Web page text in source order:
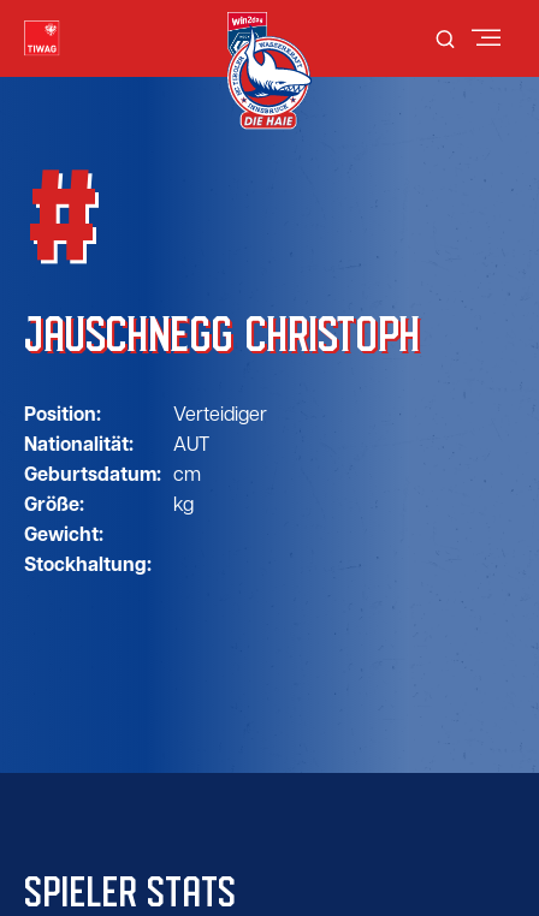
Position:
Nationalität:
Geburtsdatum:
Größe:
Gewicht:
Stockhaltung:
Verteidiger
AUT
cm
kg
#
JAUSCHNEGG CHRISTOPH
SPIELER STATS